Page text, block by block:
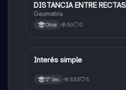
Matemáticas
DISTANCIA ENTRE
Geometría
Otros 36 0
Matemáticas
Interés simple
.
5° Sec 333 3